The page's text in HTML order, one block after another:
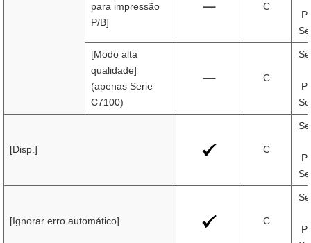
para impressão
P/B]
C
[Modo alta
qualidade]
(apenas Serie
C7100)
C
[Disp.] C
[Ignorar erro automático] C